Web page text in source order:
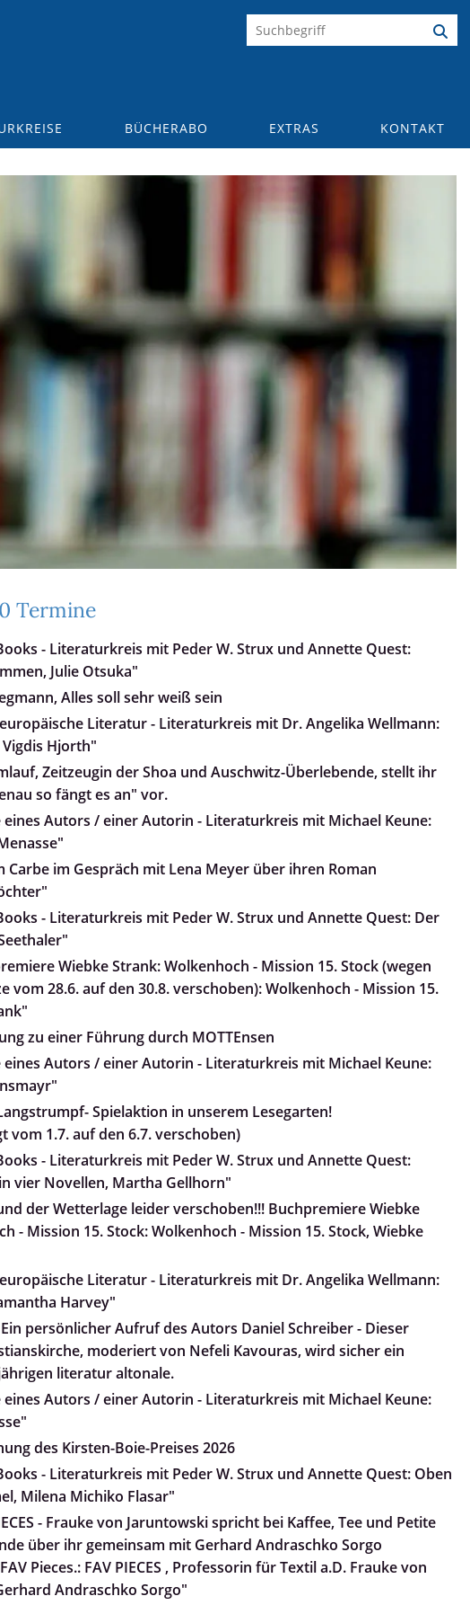
BÜCHERABO EXTRAS KONTAKT
Termine
- Literaturkreis mit Peder W. Strux und Annette Quest:
Julie Otsuka"
Alles soll sehr weiß sein
Literatur - Literaturkreis mit Dr. Angelika Wellmann:
Hjorth"
Zeitzeugin der Shoa und Auschwitz-Überlebende, stellt ihr
so fängt es an" vor.
eines Autors / einer Autorin - Literaturkreis mit Michael Keune:
Carbe im Gespräch mit Lena Meyer über ihren Roman
- Literaturkreis mit Peder W. Strux und Annette Quest: Der
Wiebke Strank: Wolkenhoch - Mission 15. Stock (wegen
vom 28.6. auf den 30.8. verschoben): Wolkenhoch - Mission 15.
zu einer Führung durch MOTTEnsen
eines Autors / einer Autorin - Literaturkreis mit Michael Keune:
Spielaktion in unserem Lesegarten!
vom 1.7. auf den 6.7. verschoben)
- Literaturkreis mit Peder W. Strux und Annette Quest:
vier Novellen, Martha Gellhorn"
der Wetterlage leider verschoben!!! Buchpremiere Wiebke
- Mission 15. Stock: Wolkenhoch - Mission 15. Stock, Wiebke
Literatur - Literaturkreis mit Dr. Angelika Wellmann:
Harvey"
persönlicher Aufruf des Autors Daniel Schreiber - Dieser
moderiert von Nefeli Kavouras, wird sicher ein
literatur altonale.
eines Autors / einer Autorin - Literaturkreis mit Michael Keune:
des Kirsten-Boie-Preises 2026
- Literaturkreis mit Peder W. Strux und Annette Quest: Oben
Milena Michiko Flasar"
- Frauke von Jaruntowski spricht bei Kaffee, Tee und Petite
über ihr gemeinsam mit Gerhard Andraschko Sorgo
Pieces.: FAV PIECES , Professorin für Textil a.D. Frauke von
Andraschko Sorgo"